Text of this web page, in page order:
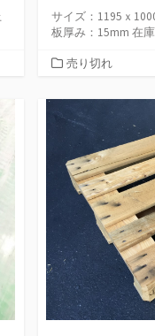
サイズ：1195ｘ
板厚み：15mm 在
カ
ゴ
リ
売り切れ